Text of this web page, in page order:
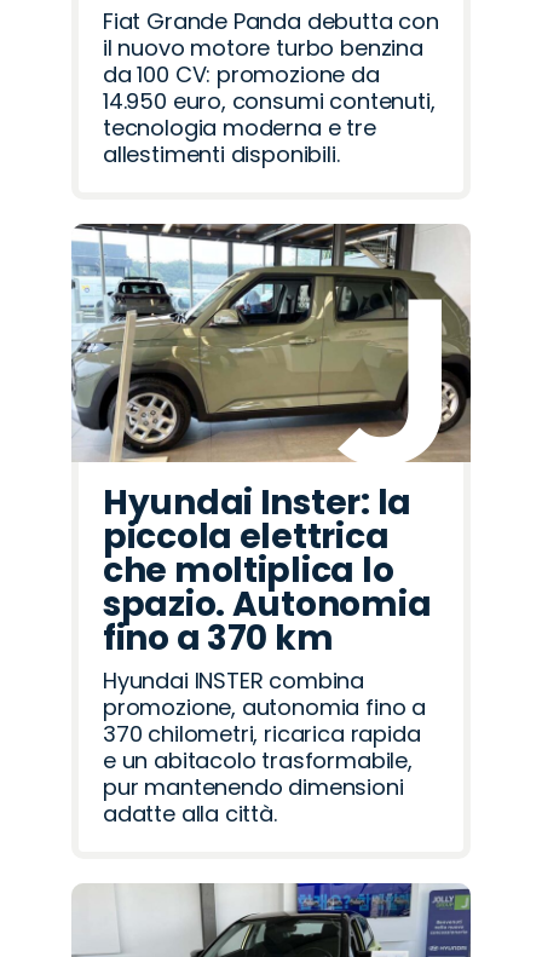
Fiat Grande Panda debutta con
il nuovo motore turbo benzina
da 100 CV: promozione da
14.950 euro, consumi contenuti,
tecnologia moderna e tre
allestimenti disponibili.
Hyundai Inster: la
piccola elettrica
che moltiplica lo
spazio. Autonomia
fino a 370 km
Hyundai INSTER combina
promozione, autonomia fino a
370 chilometri, ricarica rapida
e un abitacolo trasformabile,
pur mantenendo dimensioni
adatte alla città.